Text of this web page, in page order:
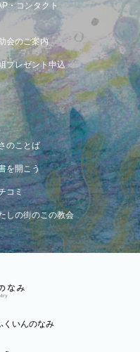
・コンタクト
会のご案内
プレゼント申込
のことば
を開こう
コミ
しの街のこの教会
くいんのなみ